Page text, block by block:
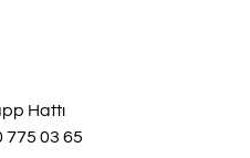
Hattı
775 03 65